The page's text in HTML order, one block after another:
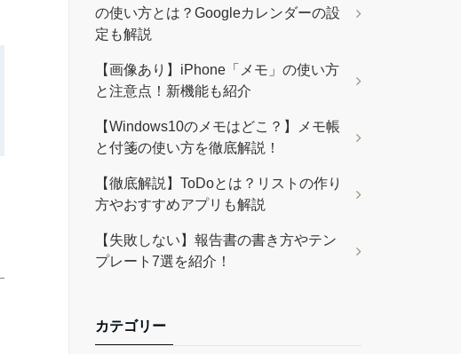
の使い方とは？Googleカレンダーの設
定も解説
【画像あり】iPhone「メモ」の使い方
と注意点！新機能も紹介
【Windows10のメモはどこ？】メモ帳
と付箋の使い方を徹底解説！
【徹底解説】ToDoとは？リストの作り
方やおすすめアプリも解説
【失敗しない】報告書の書き方やテン
プレート7選を紹介！
カテゴリー